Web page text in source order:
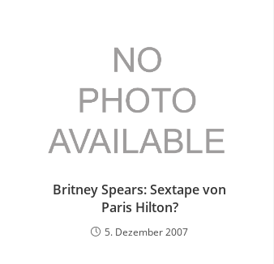
Britney Spears: Sextape von
Paris Hilton?
5. Dezember 2007